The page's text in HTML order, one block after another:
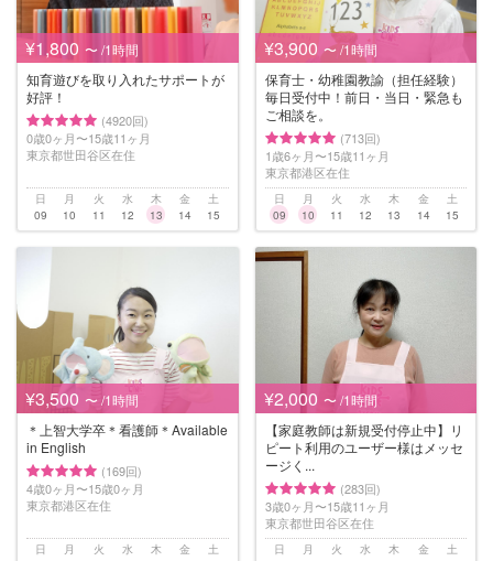
¥1,800 〜 /1時間
知育遊びを取り入れたサポートが
好評！
(4920回)
0歳0ヶ月〜15歳11ヶ月
東京都世田谷区在住
日
09
月
10
火
11
水
12
木
13
金
14
土
15
¥3,900 〜 /1時間
保育士・幼稚園教諭（担任経験）
毎日受付中！前日・当日・緊急も
ご相談を。
(713回)
1歳6ヶ月〜15歳11ヶ月
東京都港区在住
日
09
月
10
火
11
水
12
木
13
金
14
土
15
¥3,500 〜 /1時間
＊上智大学卒＊看護師＊Available
in English
(169回)
4歳0ヶ月〜15歳0ヶ月
東京都港区在住
日
月
火
水
木
金
土
¥2,000 〜 /1時間
【家庭教師は新規受付停止中】リ
ピート利用のユーザー様はメッセ
ージく...
(283回)
3歳0ヶ月〜15歳11ヶ月
東京都世田谷区在住
日
月
火
水
木
金
土